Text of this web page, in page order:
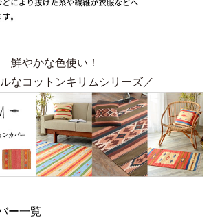
鮮やかな色使い！
なコットンキリムシリーズ／
ー一覧